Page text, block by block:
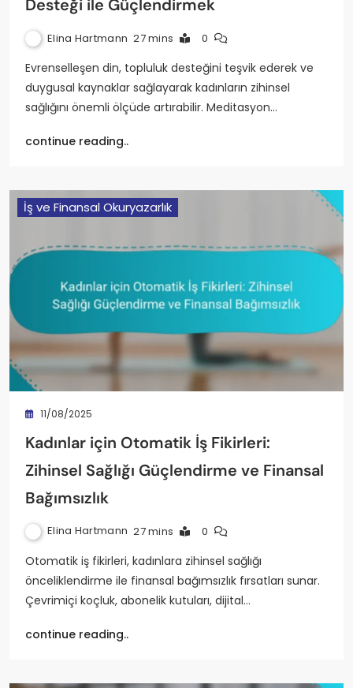
Desteği ile Güçlendirmek
Elina Hartmann 27 mins 0
Evrenselleşen din, topluluk desteğini teşvik ederek ve
duygusal kaynaklar sağlayarak kadınların zihinsel
sağlığını önemli ölçüde artırabilir. Meditasyon…
continue reading..
İş ve Finansal Okuryazarlık
11/08/2025
Kadınlar için Otomatik İş Fikirleri:
Zihinsel Sağlığı Güçlendirme ve Finansal
Bağımsızlık
Elina Hartmann 27 mins 0
Otomatik iş fikirleri, kadınlara zihinsel sağlığı
önceliklendirme ile finansal bağımsızlık fırsatları sunar.
Çevrimiçi koçluk, abonelik kutuları, dijital…
continue reading..